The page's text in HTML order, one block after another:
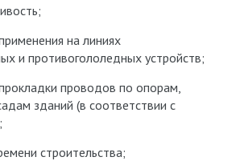
на линиях
и противогололедных устройств;
проводов по опорам,
зданий (в соответствии с
строительства;